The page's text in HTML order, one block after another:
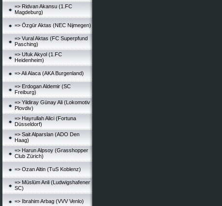
=> Ridvan Akansu (1.FC
Magdeburg)
=> Özgür Aktas (NEC Nijmegen)
=> Vural Aktas (FC Superpfund
Pasching)
=> Ufuk Akyol (1.FC
Heidenheim)
=> Ali Alaca (AKA Burgenland)
=> Erdogan Aldemir (SC
Freiburg)
=> Yildiray Günay Ali (Lokomotiv
Plovdiv)
=> Hayrullah Alici (Fortuna
Düsseldorf)
=> Sait Alparslan (ADO Den
Haag)
=> Harun Alpsoy (Grasshopper
Club Zürich)
=> Ozan Altin (TuS Koblenz)
=> Müslüm Anli (Ludwigshafener
SC)
=> Ibrahim Arbag (VVV Venlo)